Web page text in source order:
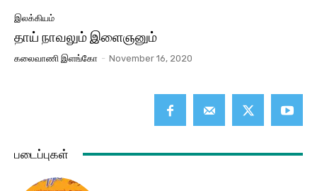
இலக்கியம்
தாய் நாவலும் இளைஞனும்
கலைவாணி இளங்கோ - November 16, 2020
படைப்புகள்